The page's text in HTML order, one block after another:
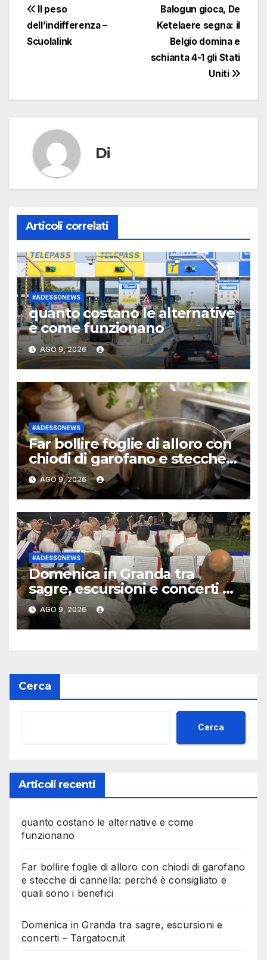
Navigazione
articoli
Balogun gioca, De
Ketelaere segna: il
Belgio domina e
schianta 4-1 gli Stati
Uniti
Il peso
dell’indifferenza –
Scuolalink
Di
Articoli correlati
#ADESSONEWS
quanto costano le alternative
e come funzionano
AGO 9, 2026
#ADESSONEWS
Far bollire foglie di alloro con
chiodi di garofano e stecche
di cannella: perché è
consigliato e quali sono i
benefici
AGO 9, 2026
#ADESSONEWS
Domenica in Granda tra
sagre, escursioni e concerti –
Targatocn.it
AGO 9, 2026
Cerca
Cerca
Articoli recenti
quanto costano le alternative e come
funzionano
Far bollire foglie di alloro con chiodi di garofano
e stecche di cannella: perché è consigliato e
quali sono i benefici
Domenica in Granda tra sagre, escursioni e
concerti – Targatocn.it